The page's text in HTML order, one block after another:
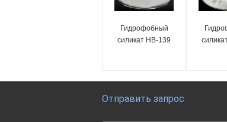
Гидрофобный
силикат HB-139
Отправить запрос